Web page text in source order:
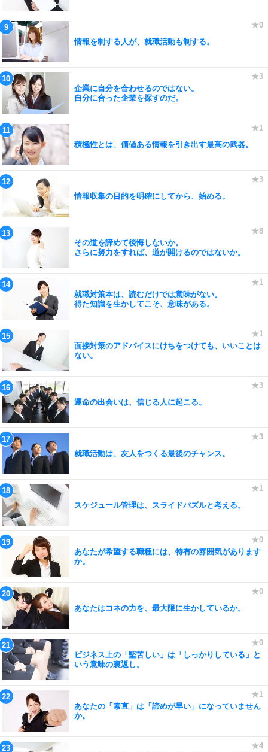
情報を制する人が、就職活動も制する。
企業に自分を合わせるのではない。
自分に合った企業を探すのだ。
積極性とは、価値ある情報を引き出す最高の武器。
情報収集の目的を明確にしてから、始める。
その道を諦めて後悔しないか。
さらに努力をすれば、道が開けるのではないか。
就職対策本は、読むだけでは意味がない。
得た知識を生かしてこそ、意味がある。
面接対策のアドバイスにけちをつけても、いいことは
ない。
運命の出会いは、信じる人に起こる。
就職活動は、友人をつくる最後のチャンス。
スケジュール管理は、スライドパズルと考える。
あなたが希望する職種には、特有の雰囲気があります
か。
あなたはコネの力を、最大限に生かしているか。
ビジネス上の「堅苦しい」は「しっかりしている」と
いう意味の裏返し。
あなたの「素直」は「諦めが早い」になっていません
か。